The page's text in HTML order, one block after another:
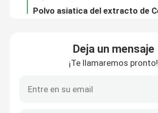
Éntrenos en contacto con
Deja un mensaje
¡Te llamaremos pronto!